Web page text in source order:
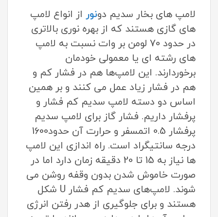
لامپ های بخار سدیم دونور از انواع لامپ
های گازی هستند که از بهره نوری بالاتری
در حدود 70 لومن بر وات نسبت به لامپ
های رشته ای یا معمولی خودمان
برخوردارند. این لامپ‌ها هم در فشار کم و
هم در فشار زیاد عمل می کنند و بر همین
اساس دو دسته لامپ سدیم کم فشار و
پرفشار داریم. فشار گاز برای لامپ سدیم
پرفشار 0.5 اتمسفر و حرارت آن حدود1600
درجه سانتیگراد است. راه اندازی این لامپ
ها نیاز به 15 تا 20 دقیقه زمان دارد اما در
صورت خاموش شدن بدون وقفه روشن می
شوند. لامپ‌های سدیم کم فشار U شکل
هستند و برای جلوگیری از هدر رفتن انرژی